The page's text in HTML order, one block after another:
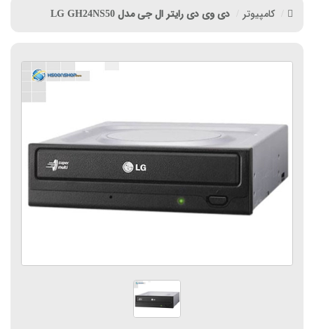
کامپیوتر دی وی دی رایتر ال جی مدل LG GH24NS50